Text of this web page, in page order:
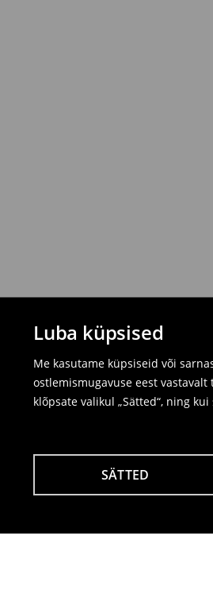
Luba küpsised
Me kasutame küpsiseid või
ostlemismugavuse eest
klõpsate valikul „Sätted“, ning
SÄTTED